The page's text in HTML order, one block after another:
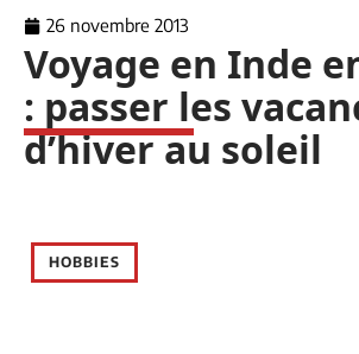
26 novembre 2013
Voyage en Inde
: passer les
d’hiver au soleil
HOBBIES